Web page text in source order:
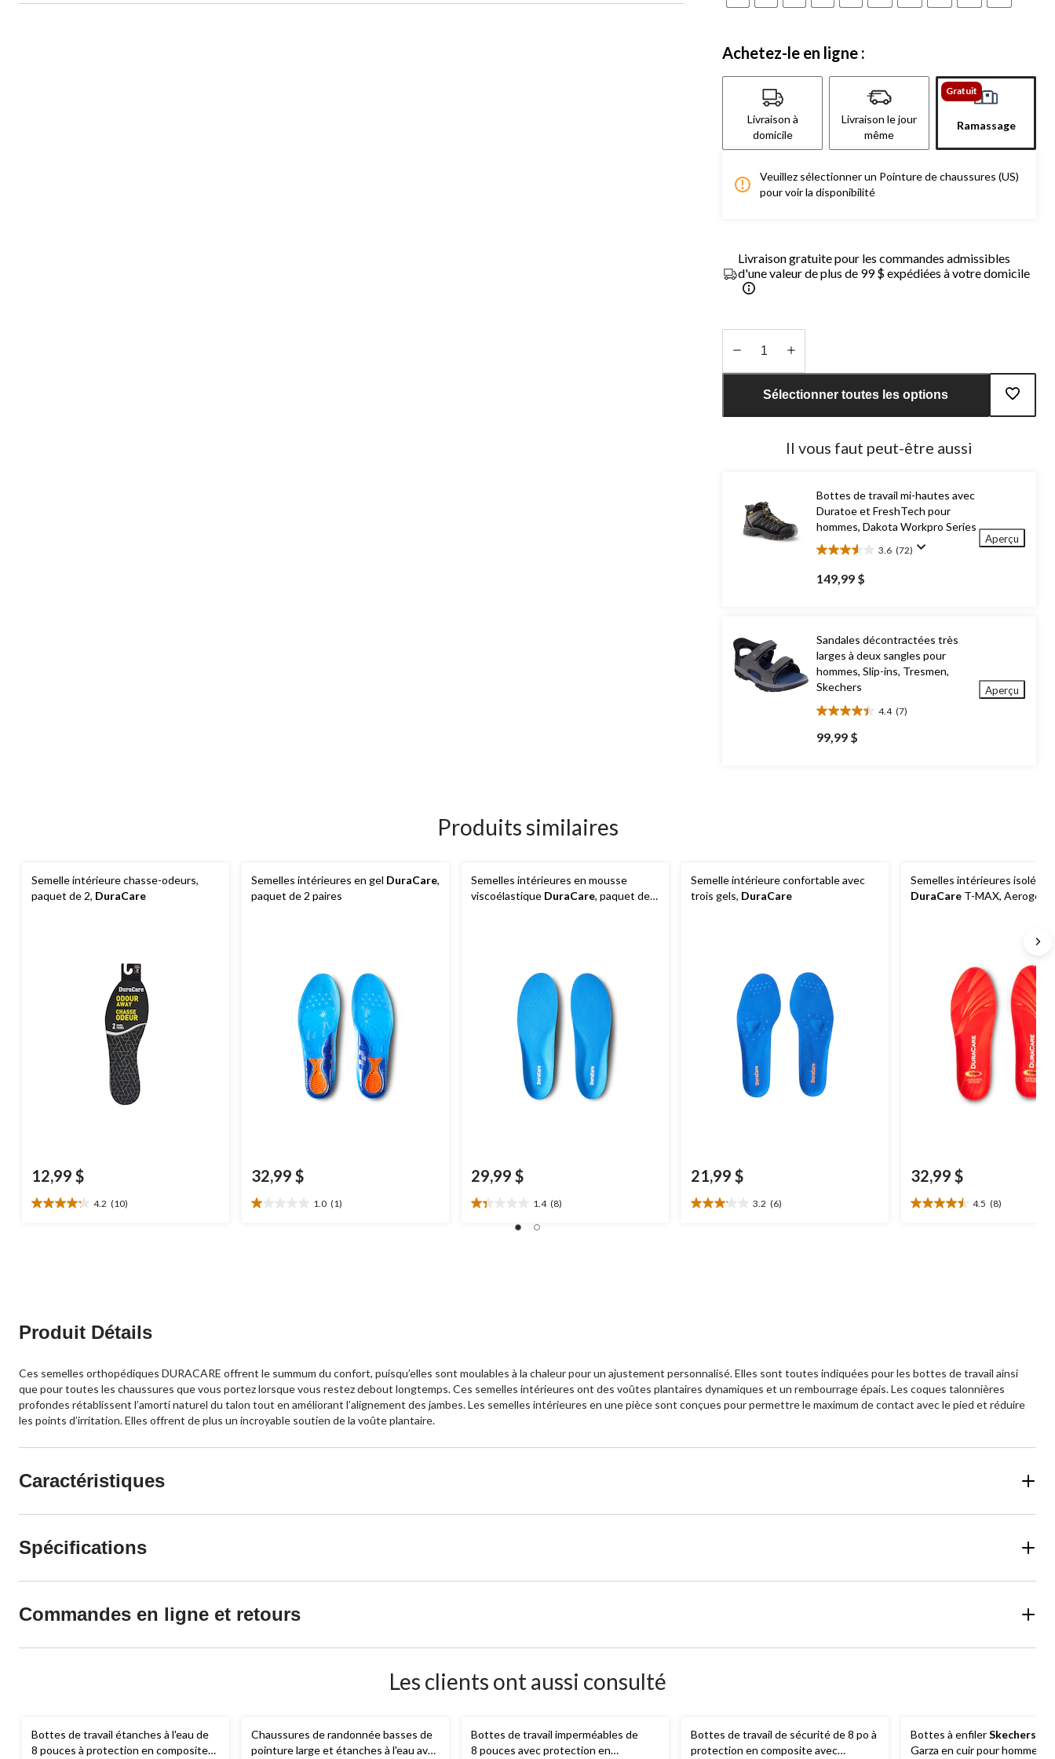
Achetez-le en ligne :
Livraison à
domicile
Livraison le jour
même
Gratuit
Ramassage
Veuillez sélectionner un Pointure de chaussures (US)
pour voir la disponibilité
Livraison gratuite pour les commandes admissibles
d'une valeur de plus de 99 $ expédiées à votre domicile
Quantité
Sélectionner toutes les options
Il vous faut peut-être aussi
Bottes de travail mi-hautes avec
Duratoe et FreshTech pour
hommes, Dakota Workpro Series
3.6 (72)
3.6
étoile(s)
sur
149,99 $
Aperçu
Sandales décontractées très
larges à deux sangles pour
hommes, Slip-ins, Tresmen,
Skechers
4.4 (7)
4.4
étoile(s)
sur
99,99 $
Aperçu
Produits similaires
Semelle intérieure chasse-odeurs,
paquet de 2, DuraCare
12,99 $
4.2 (10)
4.2
Semelles intérieures en gel DuraCare,
paquet de 2 paires
32,99 $
1.0 (1)
1.0
Semelles intérieures en mousse
viscoélastique DuraCare, paquet de
29,99 $
1.4 (8)
1.4
Semelle intérieure confortable avec
trois gels, DuraCare
21,99 $
3.2 (6)
3.2
Semelles intérieures isolées
DuraCare T-MAX, Aerogel
32,99 $
4.5 (8)
4.5
Produit Détails
Ces semelles orthopédiques DURACARE offrent le summum du confort, puisqu’elles sont moulables à la chaleur pour un ajustement personnalisé. Elles sont toutes indiquées pour les bottes de travail ainsi
que pour toutes les chaussures que vous portez lorsque vous restez debout longtemps. Ces semelles intérieures ont des voûtes plantaires dynamiques et un rembourrage épais. Les coques talonnières
profondes rétablissent l’amorti naturel du talon tout en améliorant l’alignement des jambes. Les semelles intérieures en une pièce sont conçues pour permettre le maximum de contact avec le pied et réduire
les points d’irritation. Elles offrent de plus un incroyable soutien de la voûte plantaire.
Caractéristiques
Spécifications
Commandes en ligne et retours
Les clients ont aussi consulté
Bottes de travail étanches à l'eau de
8 pouces à protection en composite
Chaussures de randonnée basses de
pointure large et étanches à l'eau avec
Bottes de travail imperméables de
8 pouces avec protection en
Bottes de travail de sécurité de 8 po à
protection en composite avec
Bottes à enfilerSkechers
Garza en cuir pour hommes